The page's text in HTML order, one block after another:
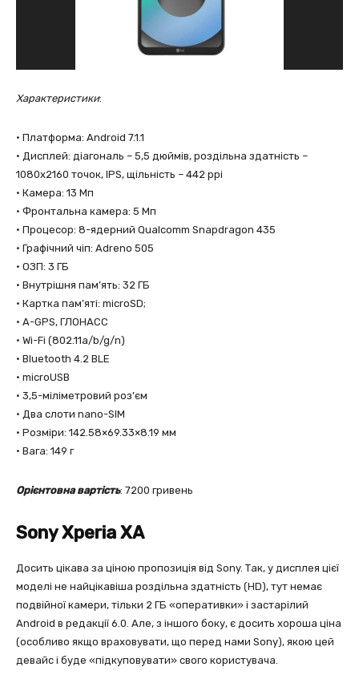
Характеристики:
• Платформа: Android 7.1.1
• Дисплей: діагональ – 5,5 дюймів, роздільна здатнiсть –
1080х2160 точок, IPS, щільність – 442 ppi
• Камера: 13 Мп
• Фронтальна камера: 5 Мп
• Процесор: 8-ядерний Qualcomm Snapdragon 435
• Графічний чіп: Adreno 505
• ОЗП: 3 ГБ
• Внутрішня пам’ять: 32 ГБ
• Картка пам’яті: microSD;
• A-GPS, ГЛОНАСС
• Wi-Fi (802.11a/b/g/n)
• Bluetooth 4.2 BLE
• microUSB
• 3,5-міліметровий роз’єм
• Два слоти nano-SIM
• Розміри: 142.58×69.33×8.19 мм
• Вага: 149 г
Орієнтовна вартість: 7200 гривень
Sony Xperia XA
Досить цікава за ціною пропозиція від Sony. Так, у дисплея цієї
моделі не найцікавіша роздільна здатнiсть (HD), тут немає
подвійної камери, тільки 2 ГБ «оперативки» і застарілий
Android в редакції 6.0. Але, з іншого боку, є досить хороша ціна
(особливо якщо враховувати, що перед нами Sony), якою цей
девайс і буде «підкуповувати» свого користувача.